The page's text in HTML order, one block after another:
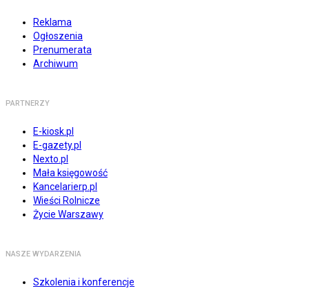
Reklama
Ogłoszenia
Prenumerata
Archiwum
PARTNERZY
E-kiosk.pl
E-gazety.pl
Nexto.pl
Mała księgowość
Kancelarierp.pl
Wieści Rolnicze
Życie Warszawy
NASZE WYDARZENIA
Szkolenia i konferencje